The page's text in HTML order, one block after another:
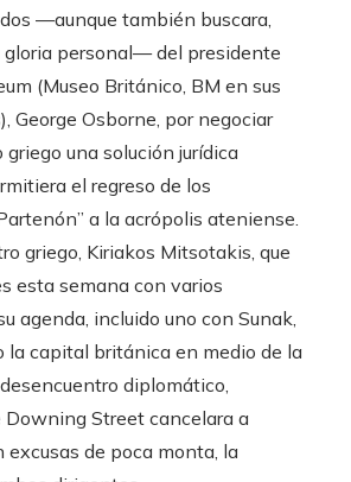
—aunque también buscara,
gloria personal— del presidente
(Museo Británico, BM en sus
George Osborne, por negociar
griego una solución jurídica
el regreso de los
a la acrópolis ateniense.
griego, Kiriakos Mitsotakis, que
esta semana con varios
agenda, incluido uno con Sunak,
la capital británica en medio de la
diplomático,
Downing Street cancelara a
excusas de poca monta, la